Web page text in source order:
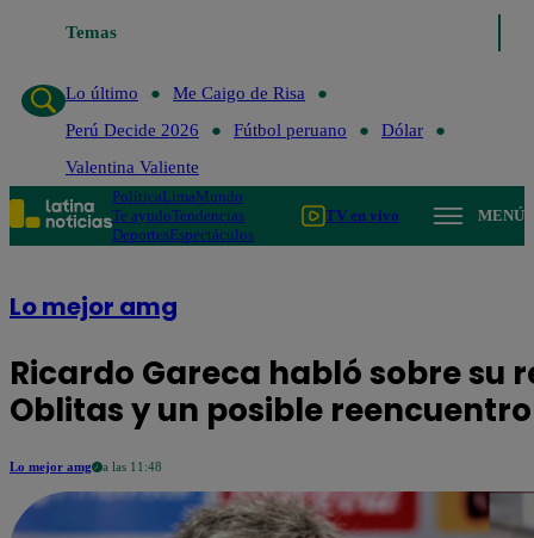
Temas
Lo último
Me Caigo de Risa
Perú Decide 2026
Fútbol peruano
Dólar
Valentina Valiente
PolíticaLimaMundo
Te ayudoTendencias
DeportesEspectáculos
TV en vivo MENÚ
Lo mejor amg
Ricardo Gareca habló sobre su
Oblitas y un posible reencuentro
Lo mejor amg a las 11:48